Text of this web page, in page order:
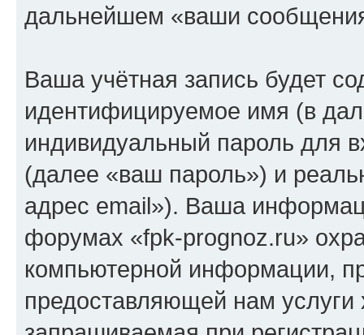
дальнейшем «ваши
Ваша учётная запись будет
идентифицируемое имя (в
индивидуальный пароль для
(далее «ваш пароль») и
адрес email»). Ваша
форумах «fpk-prognoz.ru»
компьютерной информации,
предоставляющей нам